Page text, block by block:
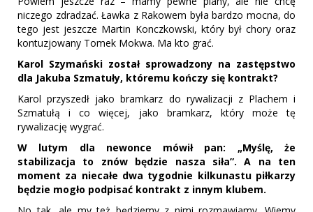
niczego zdradzać. Ławka z Rakowem była bardzo mocna, do
tego jest jeszcze Martin Konczkowski, który był chory oraz
kontuzjowany Tomek Mokwa. Ma kto grać.
Karol Szymański został sprowadzony na zastępstwo
dla Jakuba Szmatuły, któremu kończy się kontrakt?
Karol przyszedł jako bramkarz do rywalizacji z Plachem i
Szmatułą i co więcej, jako bramkarz, który może tę
rywalizację wygrać.
W lutym dla newonce mówił pan: „Myślę, że
stabilizacja to znów będzie nasza siła”. A na ten
moment za niecałe dwa tygodnie kilkunastu piłkarzy
będzie mogło podpisać kontrakt z innym klubem.